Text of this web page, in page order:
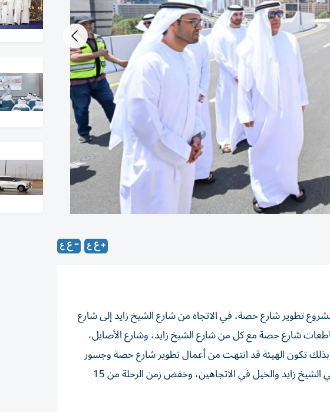
تطوير شارع حصة، في الاتجاه من شارع الشيخ زايد إلى شارع
على تقاطعات شارع حصة مع كل من شارع الشيخ زايد، وشارع الأصايل،
تكون الهيئة قد انتهت من أعمال تطوير شارع حصة وجسور
التقاطعات، ويسهم المشروع في توفّير حركة مرورية انسيابية بين شارعي الشيخ زايد والخيل في الاتجاهين، وخفض زمن الرحلة من 15